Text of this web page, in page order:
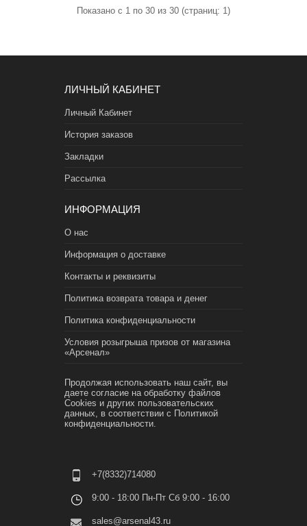
Показано с 1 по 30 из 30 (страниц: 1)
ЛИЧНЫЙ КАБИНЕТ
Личный Кабинет
История заказов
Закладки
Рассылка
ИНФОРМАЦИЯ
О нас
Информация о доставке
Контакты и реквизиты
Политика возврата товара и денег
Политика конфиденциальности
Условия розыгрыша призов от магазина
«Арсенал»
Продолжая использовать наш сайт, вы
даете согласие на обработку файлов
Cookies и других пользовательских
данных, в соответствии с Политикой
конфиденциальности.
+7(8332)714080
9:00 - 18:00 Пн-Пт Сб 9:00 - 16:00
sales@arsenal43.ru